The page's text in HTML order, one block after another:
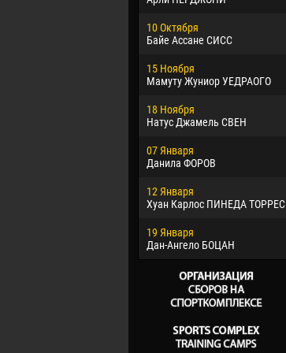
10 Октября
Байе Ассане СИСС
15 Ноября
Мамуту Жуниор УЕДРАОГО
18 Ноября
Натус Джамель СВЕН
07 Января
Данила ФОРОВ
12 Января
Хуан Карлос ПИНЕДА ТОРРЕС
19 Января
Дан-Ангело БОЦАН